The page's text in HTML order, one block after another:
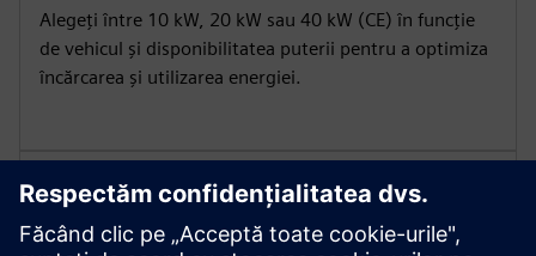
Alegeți între 10 kW, 20 kW sau 40 kW (CE) în funcție
de vehicul și disponibilitatea puterii pentru a optimiza
încărcarea și utilizarea energiei.
Asigurați robustețe și
portabilitate